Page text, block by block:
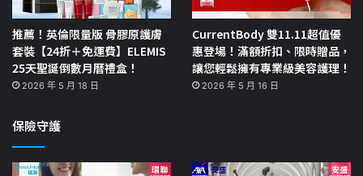
推薦！英倫限量版 骨膠原護膚
套裝【24折＋免運費】ELEMIS
25天聖誕倒數月曆禮盒！
2026 年 5 月 18 日
CurrentBody 雙11.11超值優
惠登場！滿額折扣、限時贈品，
讓您輕鬆擁有專業級美容護理！
2026 年 5 月 16 日
保險守護